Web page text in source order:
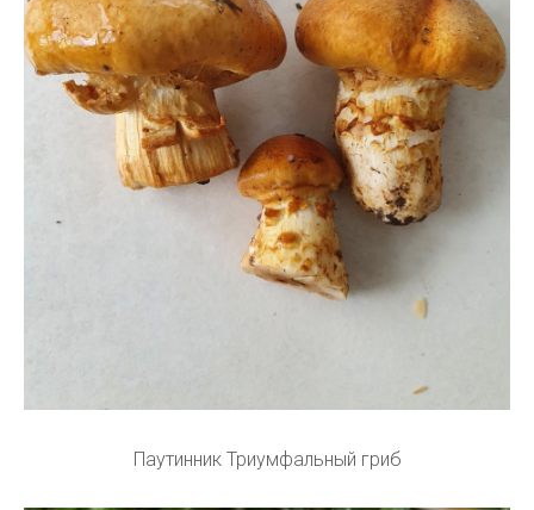
Паутинник Триумфальный гриб